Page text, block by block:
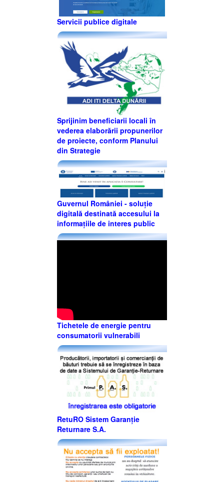
Servicii publice digitale
Sprijinim beneficiarii locali în
vederea elaborării propunerilor
de proiecte, conform Planului
din Strategie
Guvernul României - soluție
digitală destinată accesului la
informațiile de interes public
Tichetele de energie pentru
consumatorii vulnerabili
RetuRO Sistem Garanție
Returnare S.A.